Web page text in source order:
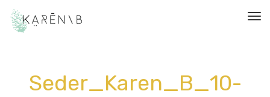
תפריט
Seder_Karen_B_10-